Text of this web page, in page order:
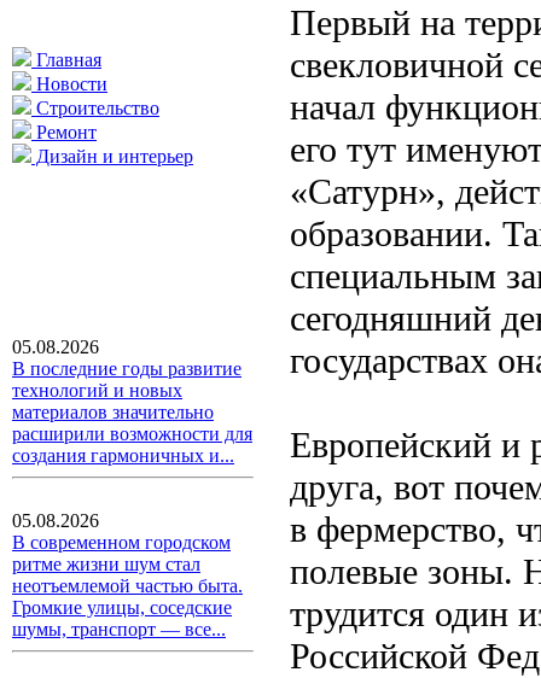
Главная
Новости
Строительство
Ремонт
Дизайн и интерьер
05.08.2026
В последние годы развитие
технологий и новых
материалов значительно
расширили возможности для
создания гармоничных и...
05.08.2026
В современном городском
ритме жизни шум стал
неотъемлемой частью быта.
Громкие улицы, соседские
шумы, транспорт — все...
Первый на
свекловичной
начал
его тут
«Сатурн»,
образовании.
специальным
сегодняшний
государствах
Европейский и
друга, вот
в фермерство,
полевые зоны.
трудится один
Российской